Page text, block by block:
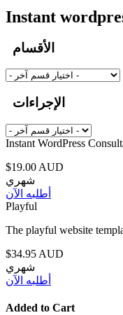
Instant
الأقسام
الإجراءات
Instant WordPress
$19.00 AUD
شهري
أطلبه الآن
Playful
The playful website
$34.95 AUD
شهري
أطلبه الآن
Added to Cart